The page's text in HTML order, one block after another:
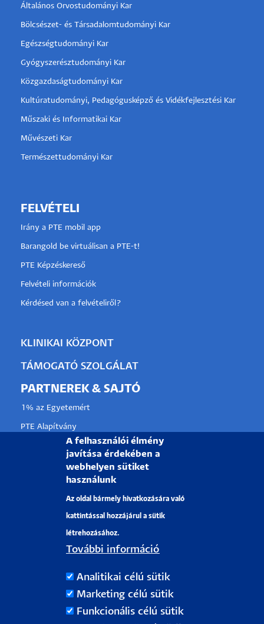
Általános Orvostudományi Kar
Bölcsészet- és Társadalomtudományi Kar
Egészségtudományi Kar
Gyógyszerésztudományi Kar
Közgazdaságtudományi Kar
Kultúratudományi, Pedagógusképző és Vidékfejlesztési Kar
Műszaki és Informatikai Kar
Művészeti Kar
Természettudományi Kar
FELVÉTELI
Irány a PTE mobil app
Barangold be virtuálisan a PTE-t!
PTE Képzéskereső
Felvételi információk
Kérdésed van a felvételiről?
KLINIKAI KÖZPONT
TÁMOGATÓ SZOLGÁLAT
PARTNEREK & SAJTÓ
1% az Egyetemért
PTE Alapítvány
Partnerkapcsolati lehetőségek
Médiaajánlat
Pályázati projektek
H-7622 Pécs, Vasvári Pál utca. 4.
Tel.:+36-72/501-500
A felhasználói élmény
javítása érdekében a
webhelyen sütiket
használunk
Az oldal bármely hivatkozására való
kattintással hozzájárul a sütik
létrehozásához.
További információ
Analitikai célú sütik
Marketing célú sütik
Funkcionális célú sütik